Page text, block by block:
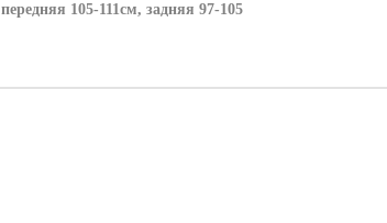
передняя 105-111см, задняя 97-105